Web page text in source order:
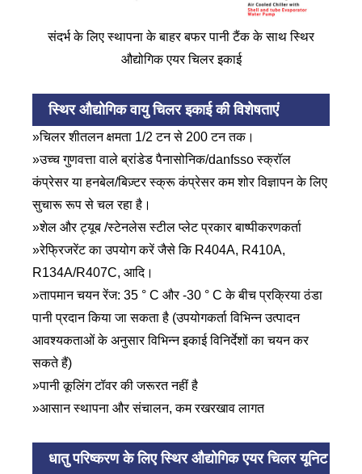
संदर्भ के लिए स्थापना के बाहर बफर पानी टैंक के साथ स्थिर
औद्योगिक एयर चिलर इकाई
स्थिर औद्योगिक वायु चिलर इकाई की विशेषताएं
»चिलर शीतलन क्षमता 1/2 टन से 200 टन तक।
»उच्च गुणवत्ता वाले ब्रांडेड पैनासोनिक/danfsso स्क्रॉल
कंप्रेसर या हनबेल/बिज़्टर स्क्रू कंप्रेसर कम शोर विज्ञापन के लिए
सुचारू रूप से चल रहा है।
»शेल और ट्यूब /स्टेनलेस स्टील प्लेट प्रकार बाष्पीकरणकर्ता
»रेफ्रिजरेंट का उपयोग करें जैसे कि R404A, R410A,
R134A/R407C, आदि।
»तापमान चयन रेंज: 35 ° C और -30 ° C के बीच प्रक्रिया ठंडा
पानी प्रदान किया जा सकता है (उपयोगकर्ता विभिन्न उत्पादन
आवश्यकताओं के अनुसार विभिन्न इकाई विनिर्देशों का चयन कर
सकते हैं)
»पानी कूलिंग टॉवर की जरूरत नहीं है
»आसान स्थापना और संचालन, कम रखरखाव लागत
धातु परिष्करण के लिए स्थिर औद्योगिक एयर चिलर यूनिट